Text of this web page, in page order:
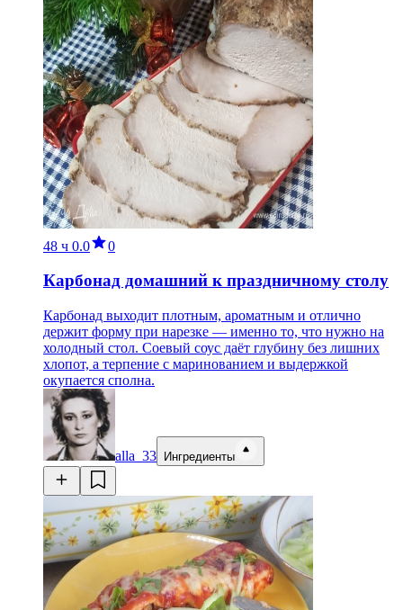
48 ч 0.0 0
Карбонад домашний к праздничному столу
Карбонад выходит плотным, ароматным и отлично
держит форму при нарезке — именно то, что нужно на
холодный стол. Соевый соус даёт глубину без лишних
хлопот, а терпение с маринованием и выдержкой
окупается сполна.
alla_33 Ингредиенты